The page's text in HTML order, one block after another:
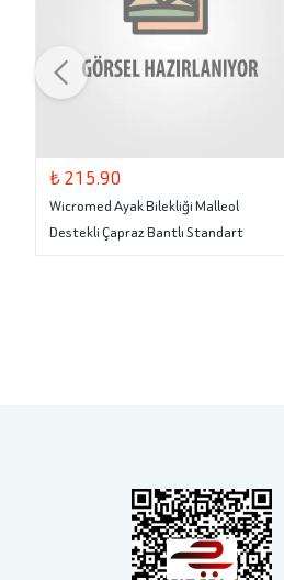
₺ 215.90
Wicromed Ayak Bilekliği Malleol
Destekli Çapraz Bantlı Standart